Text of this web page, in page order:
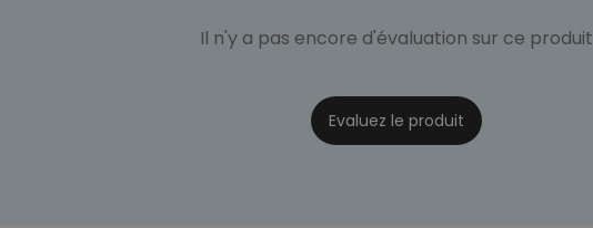
Il n'y a pas encore d'évaluation sur ce produit
Evaluez le produit